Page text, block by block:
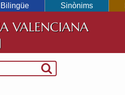
Bilingüe Sinònims
VALENCIANA